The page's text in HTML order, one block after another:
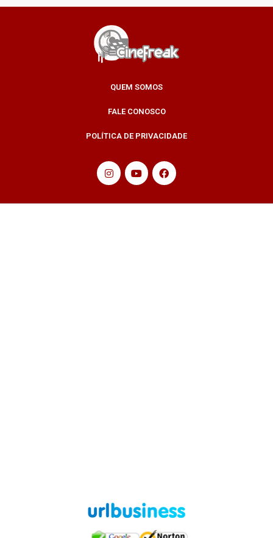
QUEM SOMOS
FALE CONOSCO
POLÍTICA DE PRIVACIDADE